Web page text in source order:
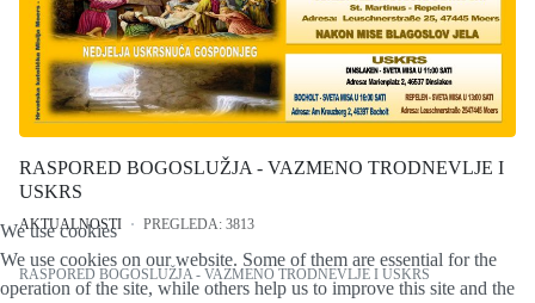
RASPORED BOGOSLUŽJA - VAZMENO TRODNEVLJE I
USKRS
AKTUALNOSTI PREGLEDA: 3813
RASPORED BOGOSLUŽJA - VAZMENO TRODNEVLJE I USKRS
We use cookies
We use cookies on our website. Some of them are essential for the
operation of the site, while others help us to improve this site and the